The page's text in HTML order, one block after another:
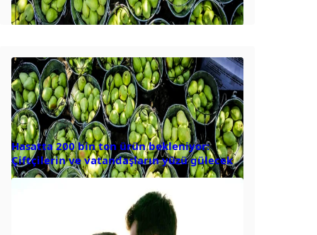
Hasatta 200 bin ton ürün bekleniyor:
Çiftçilerin ve vatandaşların yüzü gülecek